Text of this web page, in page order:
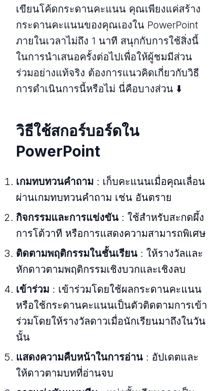
เขียนโค้ดกระดานคะแนน คุณเพียงแค่สร้าง
กระดานคะแนนของคุณเองใน PowerPoint
ภายในเวลาไม่ถึง 1 นาที สนุกกับการใช้สิ่งนี้
ในการนำเสนอครั้งต่อไปเพื่อให้ผู้ชมมีส่วน
ร่วมอย่างแท้จริง ต้องการแนวคิดเกี่ยวกับวิธี
การดำเนินการนี้หรือไม่ นี่คือบางส่วน ⬇️
วิธีใช้สกอร์บอร์ดใน
PowerPoint
เกมทบทวนคำถาม : เก็บคะแนนเมื่อคุณเลื่อน
ผ่านเกมทบทวนคำถาม เช่น อันตราย
กิจกรรมและการแข่งขัน : ใช้สำหรับสะกดผึ้ง
การโต้วาที หรือการแสดงความสามารถพิเศษ
ติดตามพฤติกรรมในชั้นเรียน : ให้รางวัลและ
หักดาวตามพฤติกรรมเชิงบวกและเชิงลบ
เข้าร่วม : เข้าร่วมโดยใช้ผลกระดานคะแนน
หรือใช้กระดานคะแนนเป็นตัวติดตามการเข้า
ร่วมโดยให้รางวัลดาวเมื่อนักเรียนมาถึงในวัน
นั้น
แสดงความคืบหน้าในการอ่าน : อัปเดตและ
ให้ดาวตามบทที่อ่านจบ